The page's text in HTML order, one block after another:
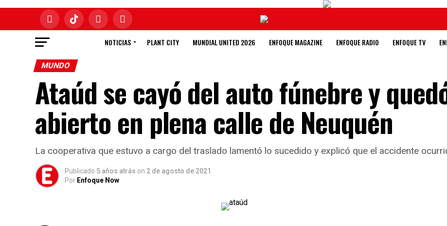
NOTICIAS PLANT CITY MUNDIAL UNITED 2026 ENFOQUE MAGAZINE ENFOQUE RADIO ENFOQUE TV
MUNDO
Ataúd se cayó del auto fúnebre y
abierto en plena calle de Neuquén
La cooperativa que estuvo a cargo del traslado lamentó lo sucedido y explicó que el accidente
Publicado 5 años atrás on 2 de agosto de 2021
Por Enfoque Now